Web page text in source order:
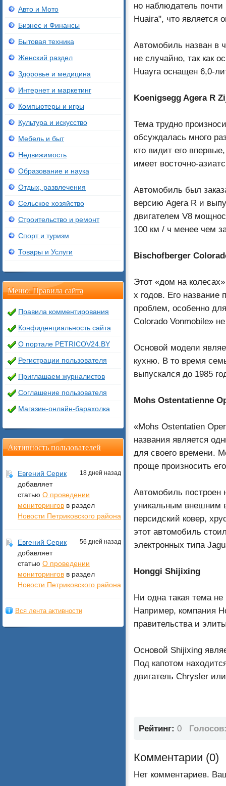
но наблюдатель почти
Huaira", что является
Автомобиль назван в
не случайно, так как
Huayra оснащен 6,0-
Koenigsegg Agera R
Тема трудно
обсуждалась много
кто видит его
имеет восточно-
Автомобиль был
версию Agera R и
двигателем V8
100 км / ч менее чем
Bischofberger
Этот «дом на
х годов. Его название
проблем, особенно
Colorado Vonmobile»
Основой модели
кухню. В то время
выпускался до 1985
Mohs Ostentatienne
«Mohs Ostentatien
названия является
для своего времени.
проще произносить
Автомобиль построен
уникальным внешним
персидский ковер,
этот автомобиль
электронных типа
Honggi Shijixing
Ни одна такая тема
Например, компания
правительства и
Основой Shijixing
Под капотом
двигатель Chrysler
Рейтинг: 0
Комментарии (0)
Нет комментариев.
Авто и Мото
Бизнес и Финансы
Бытовая техника
Женский раздел
Здоровье и медицина
Интернет и маркетинг
Компьютеры и игры
Культура и искусство
Мебель и быт
Недвижимость
Образование и наука
Отдых, развлечения
Сельское хозяйство
Строительство и ремонт
Спорт и туризм
Товары и Услуги
Меню: Правила сайта
Правила комментирования
Конфиденциальность сайта
О портале PETRICOV24.BY
Регистрации пользователя
Приглашаем журналистов
Соглашение пользователя
Магазин-онлайн-барахолка
Активность пользователей
18 дней назад
Евгений Серик
добавляет
статью О проведении
мониторингов в раздел
Новости Петриковского района
56 дней назад
Евгений Серик
добавляет
статью О проведении
мониторингов в раздел
Новости Петриковского района
Вся лента активности